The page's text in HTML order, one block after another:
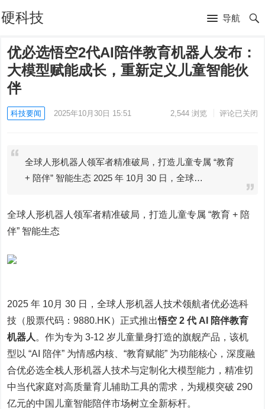
硬科技 导航
优必选悟空2代AI陪伴教育机器人发布：
大模型赋能成长，重新定义儿童智能伙
伴
科技要闻 2025年10月30日 15:51 2,544浏览 评论已关闭
全球人形机器人领军者精准破局，打造儿童专属 “教育
+ 陪伴” 智能生态 2025 年 10月 30 日，全球…
全球人形机器人领军者精准破局，打造儿童专属 “教育 + 陪
伴” 智能生态
2025 年 10月 30 日，全球人形机器人技术领航者优必选科
技（股票代码：9880.HK）正式推出悟空 2 代 AI 陪伴教育
机器人 。作为专为 3-12 岁儿童量身打造的旗舰产品，该机
型以 “AI 陪伴” 为情感内核、“教育赋能” 为功能核心，深度融
合优必选全栈人形机器人技术与定制化大模型能力，精准切
中当代家庭对高质量育儿辅助工具的需求，为规模突破 290
亿元的中国儿童智能陪伴市场树立全新标杆。